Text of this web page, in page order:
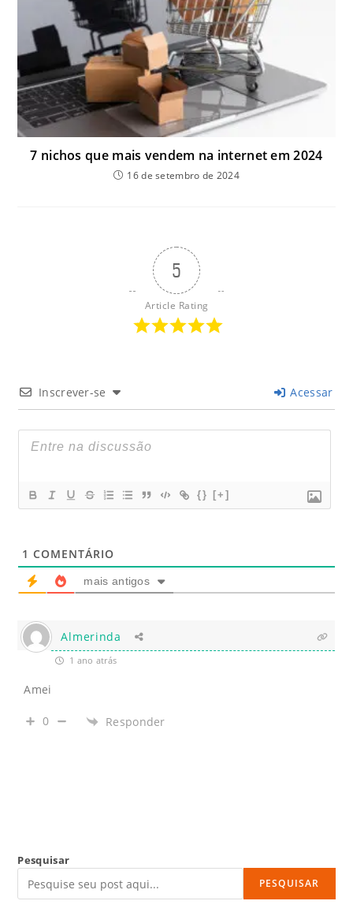
7 nichos que mais vendem na internet em 2024
16 de setembro de 2024
5
Article Rating
Inscrever-se Acessar
{} [+]
1 COMENTÁRIO
mais antigos
Almerinda
1 ano atrás
Amei
0 Responder
Pesquisar
PESQUISAR